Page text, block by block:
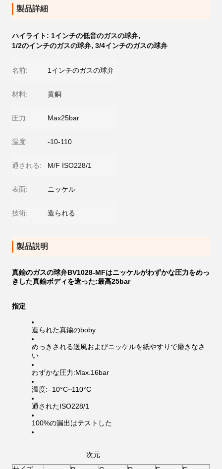
製品詳細
ハイライト: 1インチの低音のガスの球弁,
1/2のインチのガスの球弁, 3/4インチのガスの球弁
名前: 1インチのガスの球弁
材料: 黄銅
圧力: Max25bar
温度: -10-110
通される: M/F ISO228/1
表面: ニッケル
技術: 造られる
製品説明
真鍮のガスの球弁BV1028-MFはニッケルがわずかな圧力をめっ
きした真鍮ボディを造った:最高25bar
指定
造られた真鍮のboby
めっきされる送風およびニッケルを紙やすりで磨きなさ
い
わずかな圧力:Max.16bar
温度:- 10°C~110°C
通されたISO228/1
100%の漏出はテストした
次元